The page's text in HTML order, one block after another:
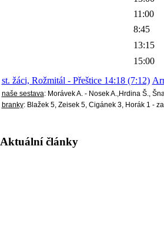
11:00
8:45
13:15
15:00
st. žáci, Rožmitál - Přeštice 14:18 (7:12)
naše sestava: Morávek A. - Nosek A.,Hrdina Š.,
branky: Blažek 5, Zeisek 5, Cigánek 3, Horák 1 -
Aktuální články